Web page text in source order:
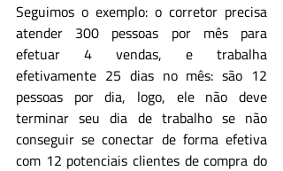
Seguimos o exemplo: o corretor precisa
atender 300 pessoas por mês para
efetuar 4 vendas, e trabalha
efetivamente 25 dias no mês: são 12
pessoas por dia, logo, ele não deve
terminar seu dia de trabalho se não
conseguir se conectar de forma efetiva
com 12 potenciais clientes de compra do